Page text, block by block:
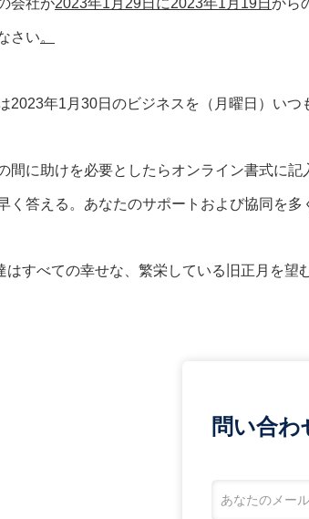
会社が2023年1月29日に2023年1月19日 から
さい。
2023年1月30日のビジネスを（月曜日）いつ
間に助けを必要としたらオンライン書式に
く答える。あなたのサポートおよび協同を多
はすべての幸せな、繁栄している旧正月を望
問い合